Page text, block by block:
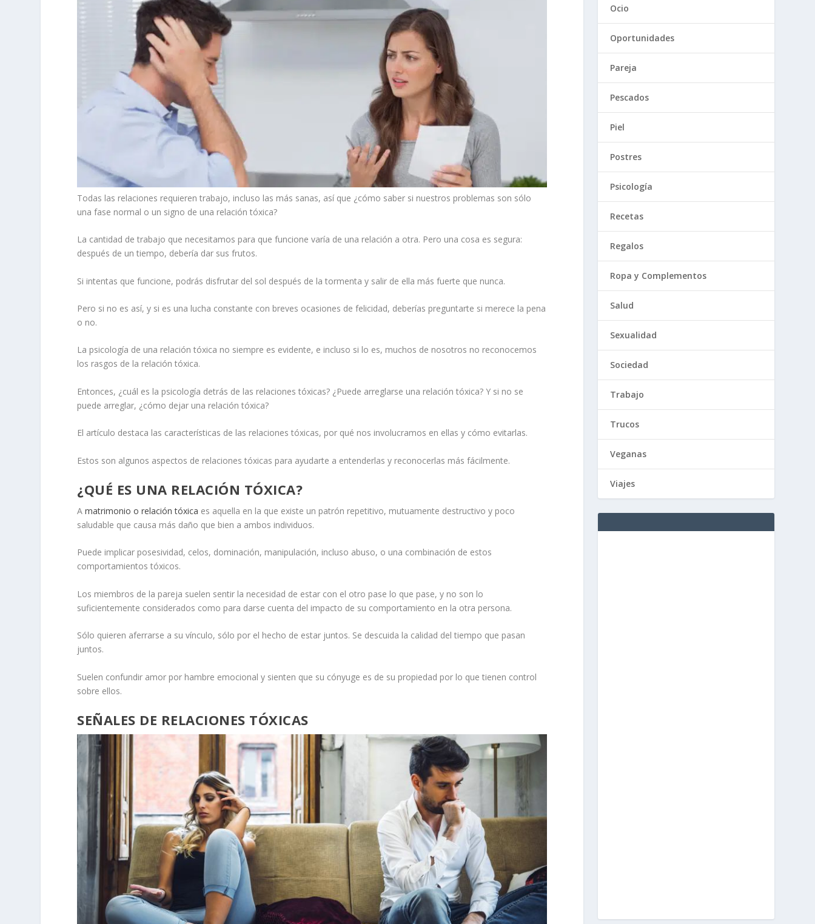
Todas las relaciones requieren trabajo, incluso las más sanas, así que ¿cómo saber si nuestros problemas son sólo
una fase normal o un signo de una relación tóxica?
La cantidad de trabajo que necesitamos para que funcione varía de una relación a otra. Pero una cosa es segura:
después de un tiempo, debería dar sus frutos.
Si intentas que funcione, podrás disfrutar del sol después de la tormenta y salir de ella más fuerte que nunca.
Pero si no es así, y si es una lucha constante con breves ocasiones de felicidad, deberías preguntarte si merece la pena
o no.
La psicología de una relación tóxica no siempre es evidente, e incluso si lo es, muchos de nosotros no reconocemos
los rasgos de la relación tóxica.
Entonces, ¿cuál es la psicología detrás de las relaciones tóxicas? ¿Puede arreglarse una relación tóxica? Y si no se
puede arreglar, ¿cómo dejar una relación tóxica?
El artículo destaca las características de las relaciones tóxicas, por qué nos involucramos en ellas y cómo evitarlas.
Estos son algunos aspectos de relaciones tóxicas para ayudarte a entenderlas y reconocerlas más fácilmente.
¿QUÉ ES UNA RELACIÓN TÓXICA?
Amatrimonio o relación tóxica es aquella en la que existe un patrón repetitivo, mutuamente destructivo y poco
saludable que causa más daño que bien a ambos individuos.
Puede implicar posesividad, celos, dominación, manipulación, incluso abuso, o una combinación de estos
comportamientos tóxicos.
Los miembros de la pareja suelen sentir la necesidad de estar con el otro pase lo que pase, y no son lo
suficientemente considerados como para darse cuenta del impacto de su comportamiento en la otra persona.
Sólo quieren aferrarse a su vínculo, sólo por el hecho de estar juntos. Se descuida la calidad del tiempo que pasan
juntos.
Suelen confundir amor por hambre emocional y sienten que su cónyuge es de su propiedad por lo que tienen control
sobre ellos.
SEÑALES DE RELACIONES TÓXICAS
Ocio
Oportunidades
Pareja
Pescados
Piel
Postres
Psicología
Recetas
Regalos
Ropa y Complementos
Salud
Sexualidad
Sociedad
Trabajo
Trucos
Veganas
Viajes